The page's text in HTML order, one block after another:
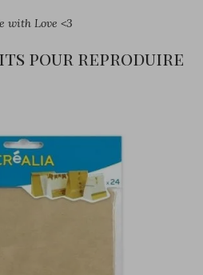
with Love <3
pour reproduire